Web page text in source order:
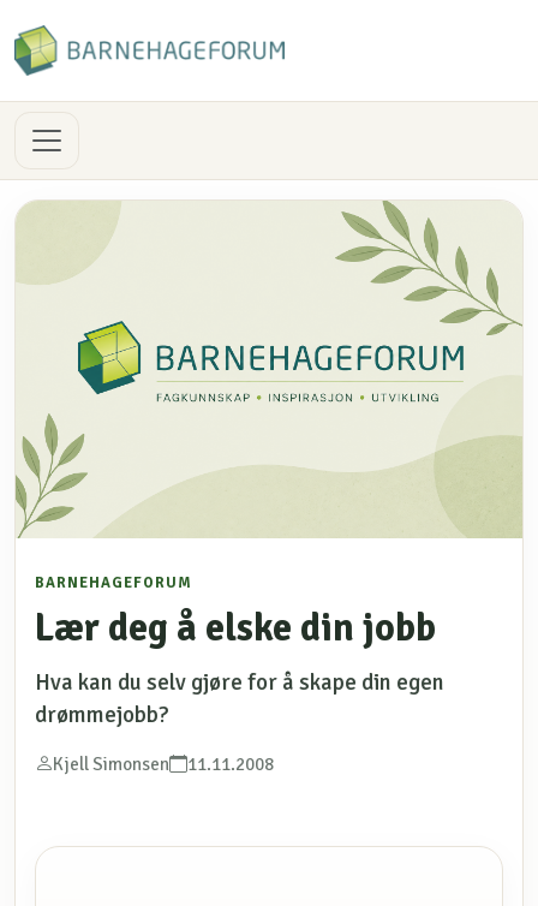
BARNEHAGEFORUM
Lær deg å elske din jobb
Hva kan du selv gjøre for å skape din egen
drømmejobb?
Kjell Simonsen 11.11.2008